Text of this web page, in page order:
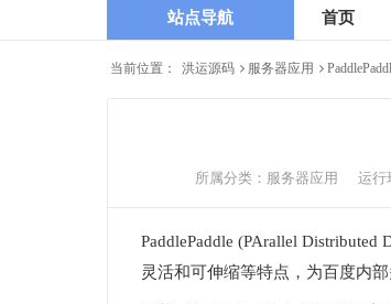
站点导航 首页
当前位置： 洪运源码 服务器应用
所属分类： 服务器应用 运行
PaddlePaddle (PArallel
灵活和可伸缩等特点，为百度内